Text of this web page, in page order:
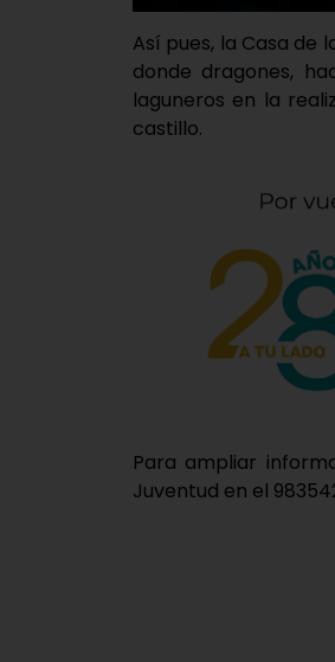
Así pues, la Casa
donde dragones,
laguneros en la
castillo.
Para ampliar
Juventud en el